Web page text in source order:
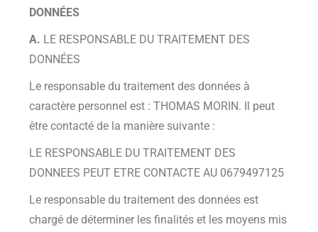
DONNÉES
A. LE RESPONSABLE DU TRAITEMENT DES
DONNÉES
Le responsable du traitement des données à
caractère personnel est : THOMAS MORIN. Il peut
être contacté de la manière suivante :
LE RESPONSABLE DU TRAITEMENT DES
DONNEES PEUT ETRE CONTACTE AU 0679497125
Le responsable du traitement des données est
chargé de déterminer les finalités et les moyens mis